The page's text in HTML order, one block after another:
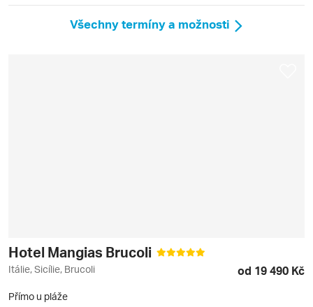
Všechny termíny a možnosti
Hotel Mangias Brucoli
Itálie, Sicílie, Brucoli od 19 490 Kč
Přímo u pláže